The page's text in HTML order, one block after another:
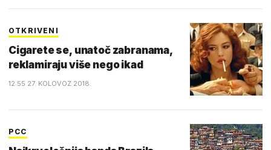
OTKRIVENI
Cigarete se, unatoč zabranama,
reklamiraju više nego ikad
12:55 27. KOLOVOZ 2018.
PCC